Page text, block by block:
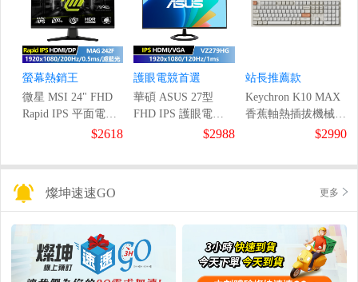
螢幕熱銷王
微星 MSI 24" FHD
Rapid IPS 平面電競
$2618
護眼電競首選
華碩 ASUS 27型
FHD IPS 護眼電競
$2988
站長推薦款
Keychron K10 MAX
香蕉軸熱插拔機械鍵
$2990
燦坤速速GO 更多